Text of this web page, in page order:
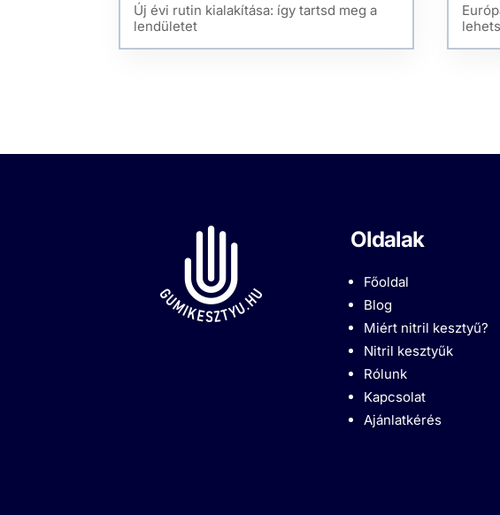
Új évi rutin kialakítása: így tartsd meg a
lendületet
Oldalak
Főoldal
Blog
Miért nitril kesztyű?
Nitril kesztyűk
Rólunk
Kapcsolat
Ajánlatkérés